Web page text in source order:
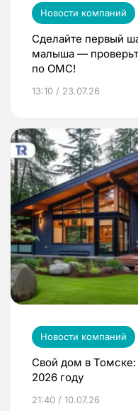
Новости компаний
Сделайте первый
малыша —
по ОМС!
13:10 / 23.07.26
Новости компаний
Свой дом в Томске:
2026 году
21:40 / 10.07.26